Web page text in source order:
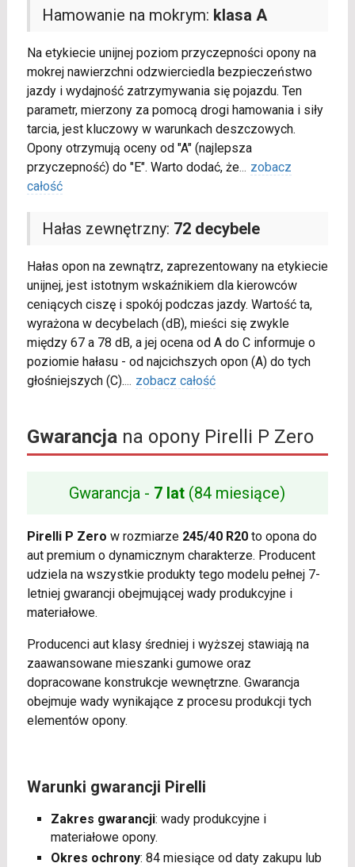
Hamowanie na mokrym: klasa A
Na etykiecie unijnej poziom przyczepności opony na
mokrej nawierzchni odzwierciedla bezpieczeństwo
jazdy i wydajność zatrzymywania się pojazdu. Ten
parametr, mierzony za pomocą drogi hamowania i siły
tarcia, jest kluczowy w warunkach deszczowych.
Opony otrzymują oceny od "A" (najlepsza
przyczepność) do "E". Warto dodać, że... zobacz
całość
Hałas zewnętrzny: 72 decybele
Hałas opon na zewnątrz, zaprezentowany na etykiecie
unijnej, jest istotnym wskaźnikiem dla kierowców
ceniących ciszę i spokój podczas jazdy. Wartość ta,
wyrażona w decybelach (dB), mieści się zwykle
między 67 a 78 dB, a jej ocena od A do C informuje o
poziomie hałasu - od najcichszych opon (A) do tych
głośniejszych (C).... zobacz całość
Gwarancjana opony Pirelli P Zero
Gwarancja - 7 lat (84 miesiące)
Pirelli P Zero w rozmiarze 245/40 R20to opona do
aut premium o dynamicznym charakterze. Producent
udziela na wszystkie produkty tego modelu pełnej 7-
letniej gwarancji obejmującej wady produkcyjne i
materiałowe.
Producenci aut klasy średniej i wyższej stawiają na
zaawansowane mieszanki gumowe oraz
dopracowane konstrukcje wewnętrzne. Gwarancja
obejmuje wady wynikające z procesu produkcji tych
elementów opony.
Warunki gwarancji Pirelli
Zakres gwarancji: wady produkcyjne i
materiałowe opony.
Okres ochrony: 84 miesiące od daty zakupu lub